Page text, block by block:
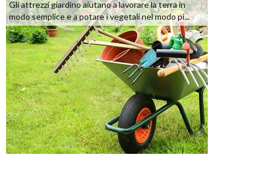
Gli attrezzi giardino aiutano a lavorare la terra in
modo semplice e a potare i vegetali nel modo pi...